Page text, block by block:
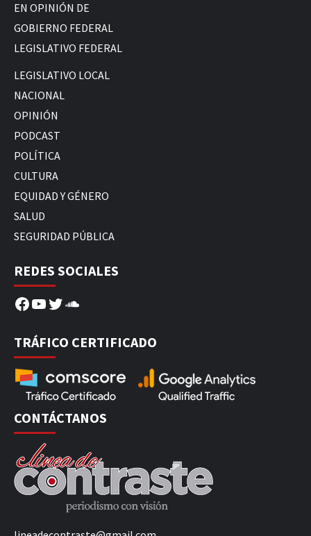
EN OPINIÓN DE
GOBIERNO FEDERAL
LEGISLATIVO FEDERAL
LEGISLATIVO LOCAL
NACIONAL
OPINIÓN
PODCAST
POLÍTICA
CULTURA
EQUIDAD Y GÉNERO
SALUD
SEGURIDAD PÚBLICA
REDES SOCIALES
Facebook
YouTube
Twitter
SoundCloud
TRÁFICO CERTIFICADO
CONTÁCTANOS